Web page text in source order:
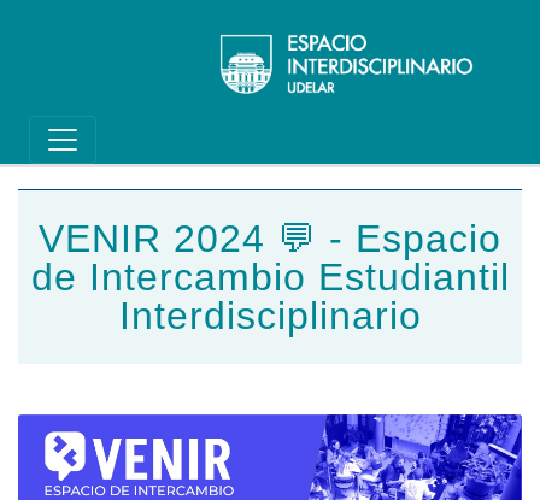
Main navigation
VENIR 2024 💬 - Espacio
de Intercambio Estudiantil
Interdisciplinario